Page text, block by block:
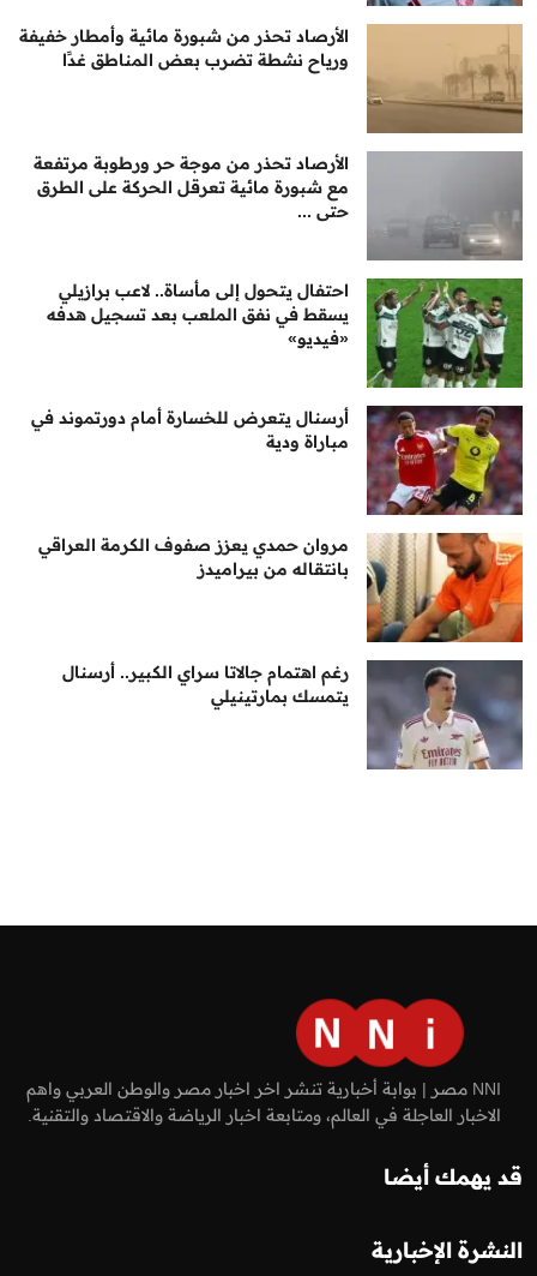
الأرصاد تحذر من شبورة مائية وأمطار خفيفة
ورياح نشطة تضرب بعض المناطق غدًا
الأرصاد تحذر من موجة حر ورطوبة مرتفعة
مع شبورة مائية تعرقل الحركة على الطرق
حتى ...
احتفال يتحول إلى مأساة.. لاعب برازيلي
يسقط في نفق الملعب بعد تسجيل هدفه
«فيديو»
أرسنال يتعرض للخسارة أمام دورتموند في
مباراة ودية
مروان حمدي يعزز صفوف الكرمة العراقي
بانتقاله من بيراميدز
رغم اهتمام جالاتا سراي الكبير.. أرسنال
يتمسك بمارتينيلي
NNI مصر | بوابة أخبارية تنشر اخر اخبار مصر والوطن العربي واهم
الاخبار العاجلة في العالم، ومتابعة اخبار الرياضة والاقتصاد والتقنية.
قد يهمك أيضا
النشرة الإخبارية